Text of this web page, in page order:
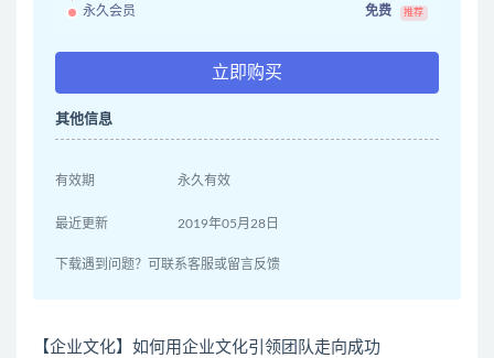
永久会员 免费 推荐
立即购买
其他信息
有效期 永久有效
最近更新 2019年05月28日
下载遇到问题？可联系客服或留言反馈
【企业文化】如何用企业文化引领团队走向成功